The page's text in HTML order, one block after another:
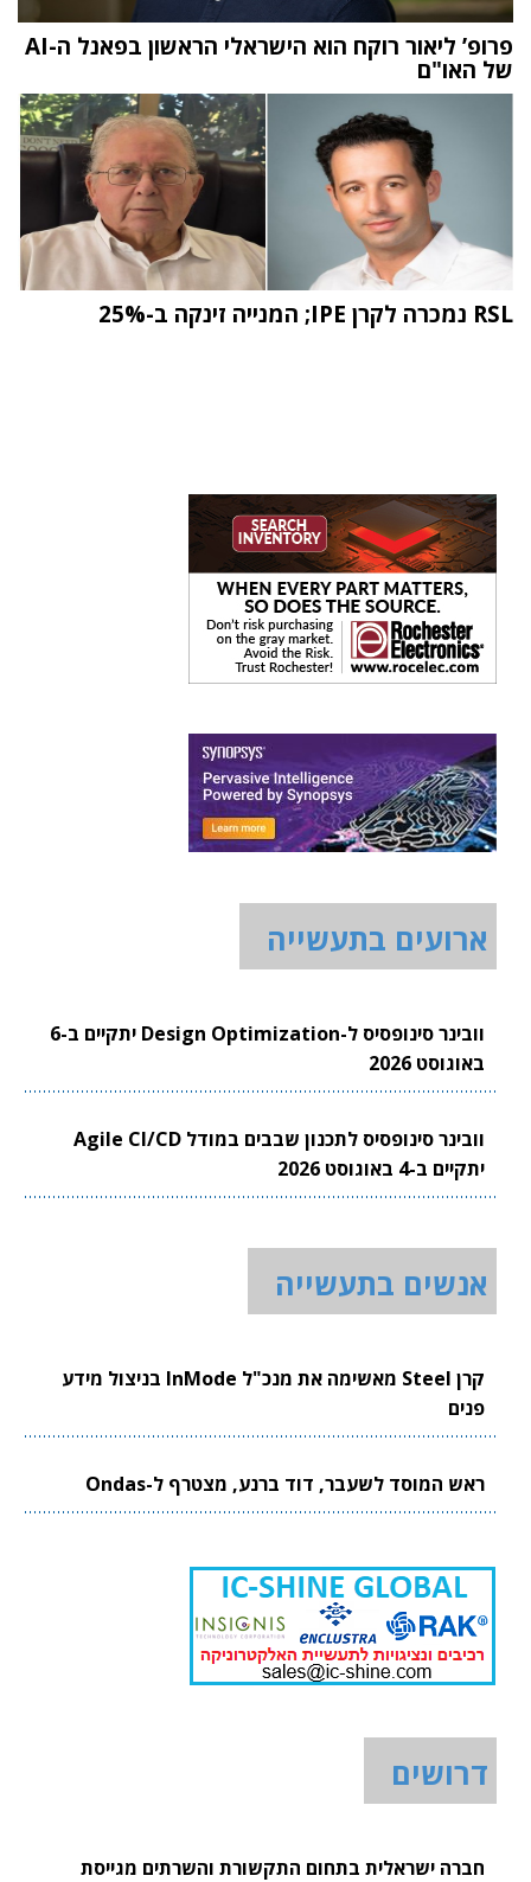
פרופ’ ליאור רוקח הוא הישראלי הראשון בפאנל ה-AI
של האו"ם
RSL נמכרה לקרן IPE; המנייה זינקה ב-25%
ארועים בתעשייה
וובינר סינופסיס ל-Design Optimization יתקיים ב-6
באוגוסט 2026
וובינר סינופסיס לתכנון שבבים במודל Agile CI/CD
יתקיים ב-4 באוגוסט 2026
אנשים בתעשייה
קרן Steel מאשימה את מנכ"ל InMode בניצול מידע
פנים
ראש המוסד לשעבר, דוד ברנע, מצטרף ל-Ondas
דרושים
חברה ישראלית בתחום התקשורת והשרתים מגייסת